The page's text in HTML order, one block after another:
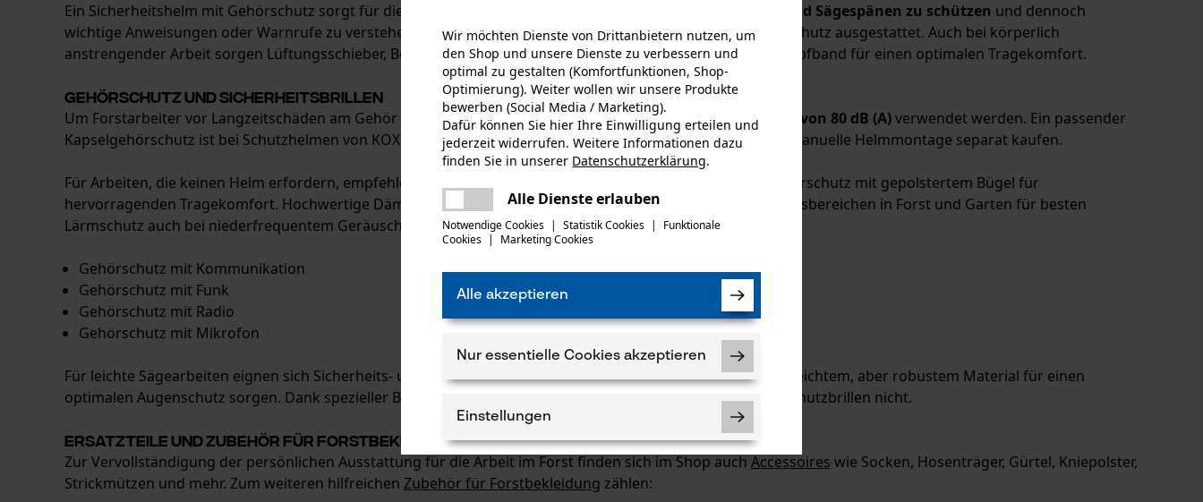
Ein Sicherheitshelm mit Gehörschutz sorgt für die nötige Dämmwirkung, um das Gehör vor Lärm, Staub und Sägespänen zu schützen und dennoch
wichtige Anweisungen oder Warnrufe zu verstehen. Einige Modelle sind darüber hinaus mit einem Nackenschutz ausgestattet. Auch bei körperlich
anstrengender Arbeit sorgen Lüftungsschieber, Belüftungsöffnungen, Tragepolster und ein verstellbares Kopfband für einen optimalen Tragekomfort.
Gehörschutz und Sicherheitsbrillen
Um Forstarbeiter vor Langzeitschäden am Gehör zu bewahren, muss einGehörschutz ab einer Lautstärke von 80 dB (A)verwendet werden. Ein passender
Kapselgehörschutz ist bei Schutzhelmen von KOX integriert, lässt sich jedoch auch als Gehörschutz für die manuelle Helmmontage separat kaufen.
Für Arbeiten, die keinen Helm erfordern, empfehlen sich handliche Gehörschutzstöpsel oder ein Kapselgehörschutz mit gepolstertem Bügel für
hervorragenden Tragekomfort. Hochwertige Dämmkissen und Polster sorgen in verschiedenen Anwendungsbereichen in Forst und Garten für besten
Lärmschutz auch bei niederfrequentem Geräuschpegel. Das Sortiment für Gehörschutz beinhaltet zudem:
Gehörschutz mit Kommunikation
Gehörschutz mit Funk
Gehörschutz mit Radio
Gehörschutz mit Mikrofon
Für leichte Sägearbeiten eignen sich Sicherheits- und Vollsichtbrillen, die mit ergonomischer Passform und leichtem, aber robustem Material für einen
optimalen Augenschutz sorgen. Dank spezieller Beschichtungen und indirekter Belüftung beschlagen die Schutzbrillen nicht.
Ersatzteile und Zubehör für Forstbekleidung
Zur Vervollständigung der persönlichen Ausstattung für die Arbeit im Forst finden sich im Shop auch Accessoires wie Socken, Hosenträger, Gürtel, Kniepolster,
Strickmützen und mehr. Zum weiteren hilfreichen Zubehör für Forstbekleidung zählen:
Wir möchten Dienste von Drittanbietern nutzen, um
den Shop und unsere Dienste zu verbessern und
optimal zu gestalten (Komfortfunktionen, Shop-
Optimierung). Weiter wollen wir unsere Produkte
bewerben (Social Media / Marketing).
Dafür können Sie hier Ihre Einwilligung erteilen und
jederzeit widerrufen. Weitere Informationen dazu
finden Sie in unserer Datenschutzerklärung.
Alle Dienste erlauben
Notwendige Cookies | Statistik Cookies |
Funktionale
Cookies | Marketing Cookies
Alle akzeptieren
Nur essentielle Cookies akzeptieren
Einstellungen
Es ist ein Fehler aufgetreten. Bitte
versuchen Sie es erneut.
teilen
mail